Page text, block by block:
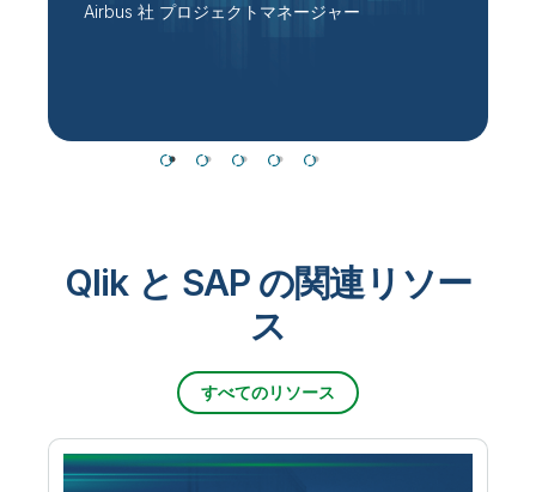
Airbus 社 プロジェクトマネージャー
Qlik と SAP の関連リソー
ス
すべてのリソース